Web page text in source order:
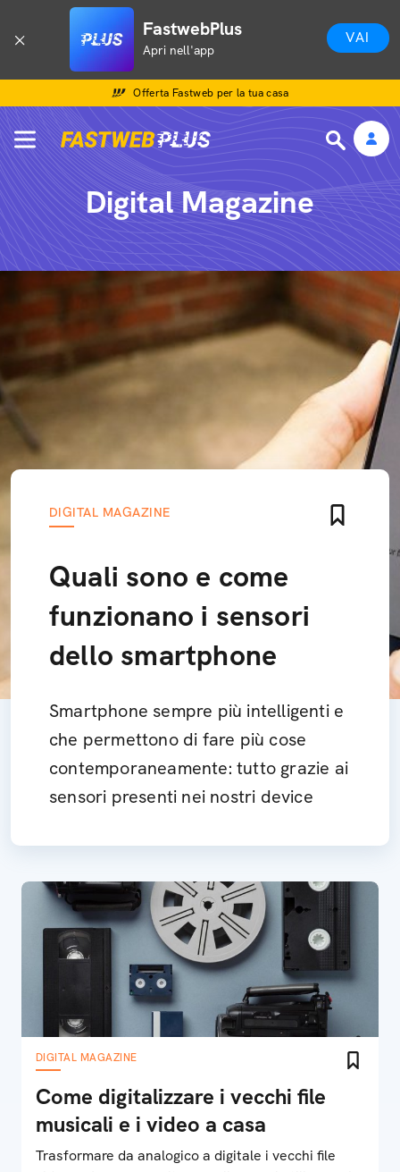
FastwebPlus
Apri nell'app
VAI
Offerta Fastweb per la tua casa
Digital Magazine
DIGITAL MAGAZINE
Quali sono e come
funzionano i sensori
dello smartphone
Smartphone sempre più intelligenti e
che permettono di fare più cose
contemporaneamente: tutto grazie ai
sensori presenti nei nostri device
DIGITAL MAGAZINE
Come digitalizzare i vecchi file
musicali e i video a casa
Trasformare da analogico a digitale i vecchi file